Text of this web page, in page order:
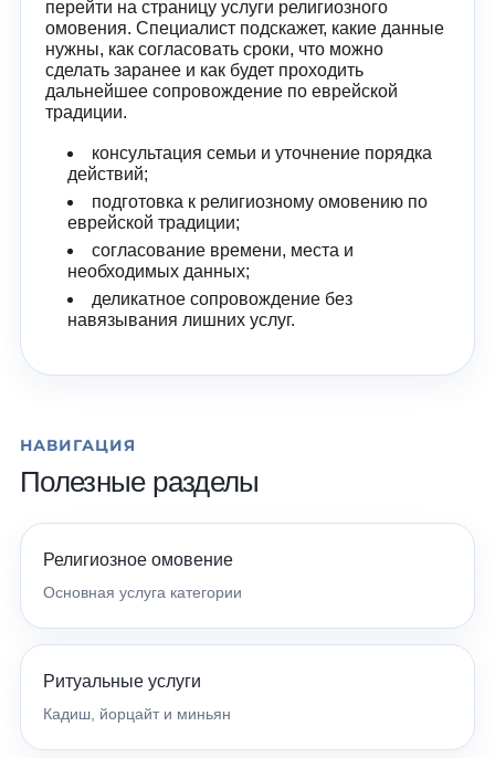
перейти на страницу услуги религиозного
омовения. Специалист подскажет, какие данные
нужны, как согласовать сроки, что можно
сделать заранее и как будет проходить
дальнейшее сопровождение по еврейской
традиции.
консультация семьи и уточнение порядка
действий;
подготовка к религиозному омовению по
еврейской традиции;
согласование времени, места и
необходимых данных;
деликатное сопровождение без
навязывания лишних услуг.
НАВИГАЦИЯ
Полезные разделы
Религиозное омовение
Основная услуга категории
Ритуальные услуги
Кадиш, йорцайт и миньян